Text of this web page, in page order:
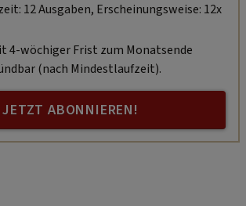
12 Ausgaben, Erscheinungsweise: 12x
4-wöchiger Frist zum Monatsende
(nach Mindestlaufzeit).
JETZT ABONNIEREN!